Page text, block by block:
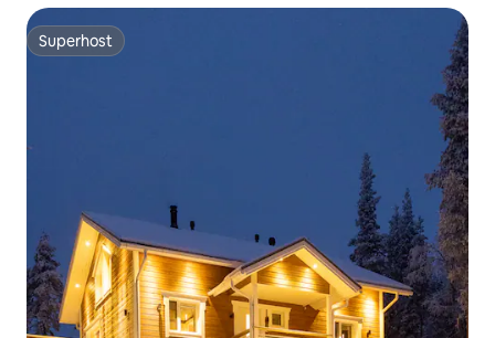
Superhost
Superhost